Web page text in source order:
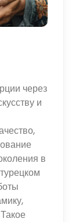
через
и
в